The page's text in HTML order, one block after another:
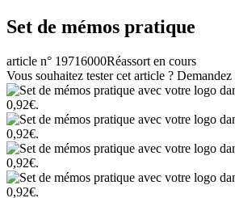
Set de mémos pratique
article n° 19716000Réassort en cours
Vous souhaitez tester cet article ?